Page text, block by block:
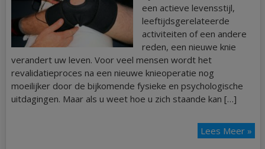
een actieve levensstijl,
leeftijdsgerelateerde
activiteiten of een andere
reden, een nieuwe knie
verandert uw leven. Voor veel mensen wordt het
revalidatieproces na een nieuwe knieoperatie nog
moeilijker door de bijkomende fysieke en psychologische
uitdagingen. Maar als u weet hoe u zich staande kan […]
Lees Meer »